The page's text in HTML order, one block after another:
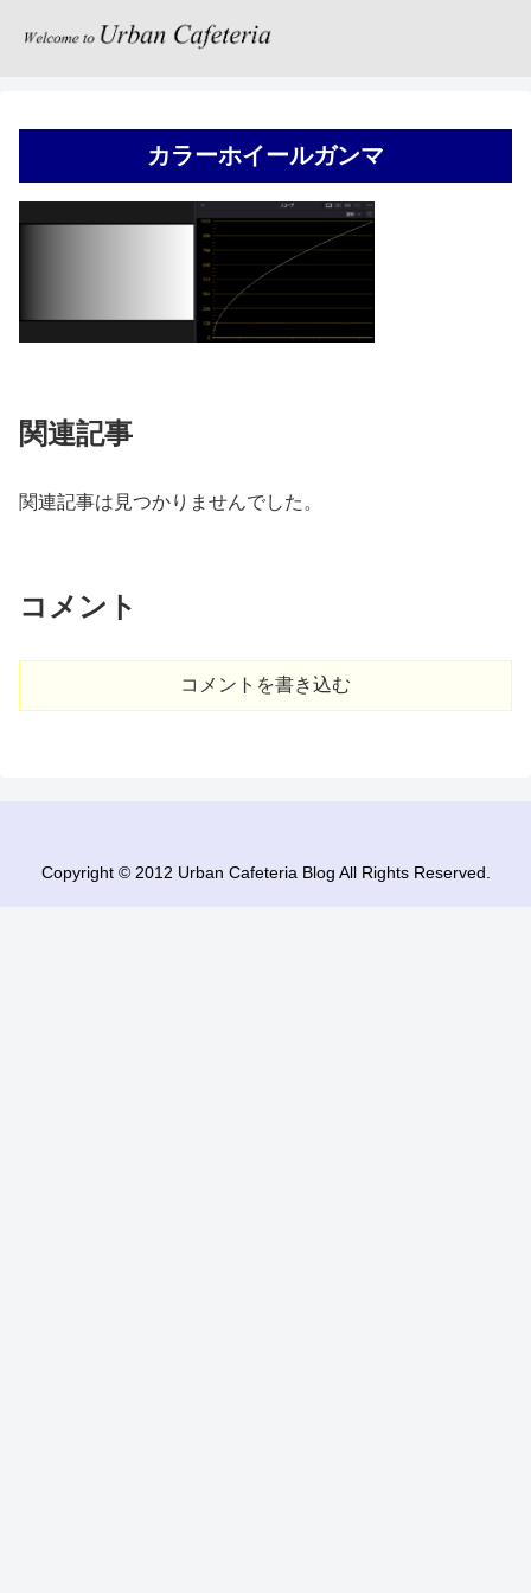
カラーホイールガンマ
関連記事
関連記事は見つかりませんでした。
コメント
コメントを書き込む
Copyright © 2012 Urban Cafeteria Blog All Rights Reserved.